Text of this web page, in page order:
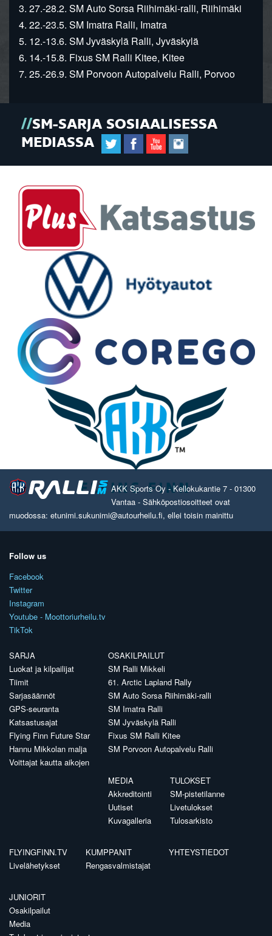
3. 27.-28.2. SM Auto Sorsa Riihimäki-ralli, Riihimäki
4. 22.-23.5. SM Imatra Ralli, Imatra
5. 12.-13.6. SM Jyväskylä Ralli, Jyväskylä
6. 14.-15.8. Fixus SM Ralli Kitee, Kitee
7. 25.-26.9. SM Porvoon Autopalvelu Ralli, Porvoo
SM-SARJA SOSIAALISESSA
MEDIASSA
AKK Sports Oy - Kellokukantie 7 - 01300
Vantaa - Sähköpostiosoitteet ovat
muodossa: etunimi.sukunimi@autourheilu.fi, ellei toisin mainittu
Follow us
Facebook
Twitter
Instagram
Youtube - Moottoriurheilu.tv
TikTok
SARJA
Luokat ja kilpailijat
Tiimit
Sarjasäännöt
GPS-seuranta
Katsastusajat
Flying Finn Future Star
Hannu Mikkolan malja
Voittajat kautta aikojen
OSAKILPAILUT
SM Ralli Mikkeli
61. Arctic Lapland Rally
SM Auto Sorsa Riihimäki-ralli
SM Imatra Ralli
SM Jyväskylä Ralli
Fixus SM Ralli Kitee
SM Porvoon Autopalvelu Ralli
MEDIA
Akkreditointi
Uutiset
Kuvagalleria
TULOKSET
SM-pistetilanne
Livetulokset
Tulosarkisto
FLYINGFINN.TV
Livelähetykset
KUMPPANIT
Rengasvalmistajat
YHTEYSTIEDOT
JUNIORIT
Osakilpailut
Media